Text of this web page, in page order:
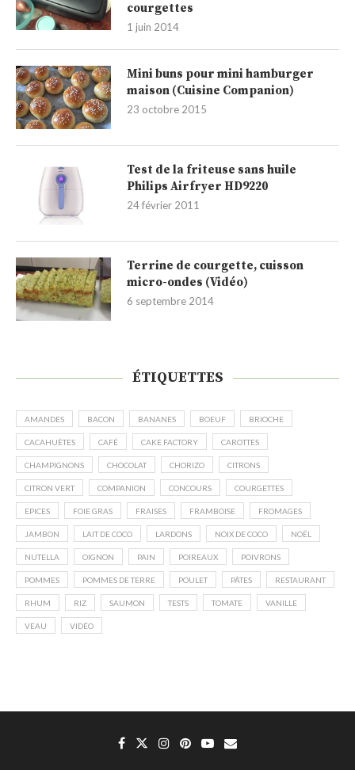
courgettes
1 juin 2014
Mini buns pour mini hamburger
maison (Cuisine Companion)
23 octobre 2015
Test de la friteuse sans huile
Philips Airfryer HD9220
24 février 2011
Terrine de courgette, cuisson
micro-ondes (Vidéo)
6 septembre 2014
ÉTIQUETTES
AMANDES BACON BANANES BOEUF BRIOCHE
CACAHUÈTES CAFÉ CAKE FACTORY CAROTTES
CHAMPIGNONS CHOCOLAT CHORIZO CITRONS
CITRON VERT COMPANION CONCOURS COURGETTES
EPICES FOIE GRAS FRAISES FRAMBOISE FROMAGES
JAMBON LAIT DE COCO LARDONS NOIX DE COCO NOËL
NUTELLA OIGNON PAIN POIREAUX POIVRONS
POMMES POMMES DE TERRE POULET PÂTES RESTAURANT
RHUM RIZ SAUMON TESTS TOMATE VANILLE
VEAU VIDÉO